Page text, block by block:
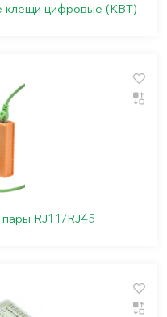
клещи цифровые (КВТ)
пары RJ11/RJ45